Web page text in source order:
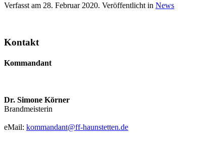
Verfasst am 28. Februar 2020. Veröffentlicht in News
Kontakt
Kommandant
Dr. Simone Körner
Brandmeisterin
eMail: kommandant@ff-haunstetten.de